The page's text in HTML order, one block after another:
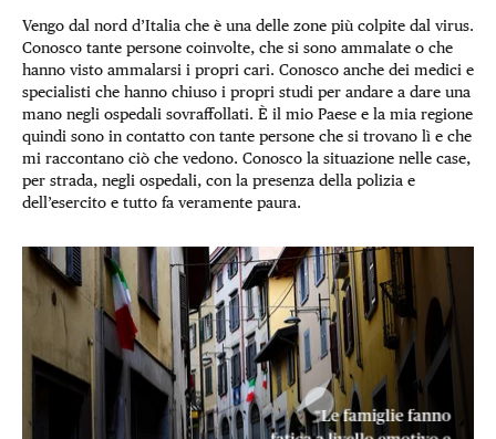
Vengo dal nord d’Italia che è una delle zone più colpite dal virus.
Conosco tante persone coinvolte, che si sono ammalate o che
hanno visto ammalarsi i propri cari. Conosco anche dei medici e
specialisti che hanno chiuso i propri studi per andare a dare una
mano negli ospedali sovraffollati. È il mio Paese e la mia regione
quindi sono in contatto con tante persone che si trovano lì e che
mi raccontano ciò che vedono. Conosco la situazione nelle case,
per strada, negli ospedali, con la presenza della polizia e
dell’esercito e tutto fa veramente paura.